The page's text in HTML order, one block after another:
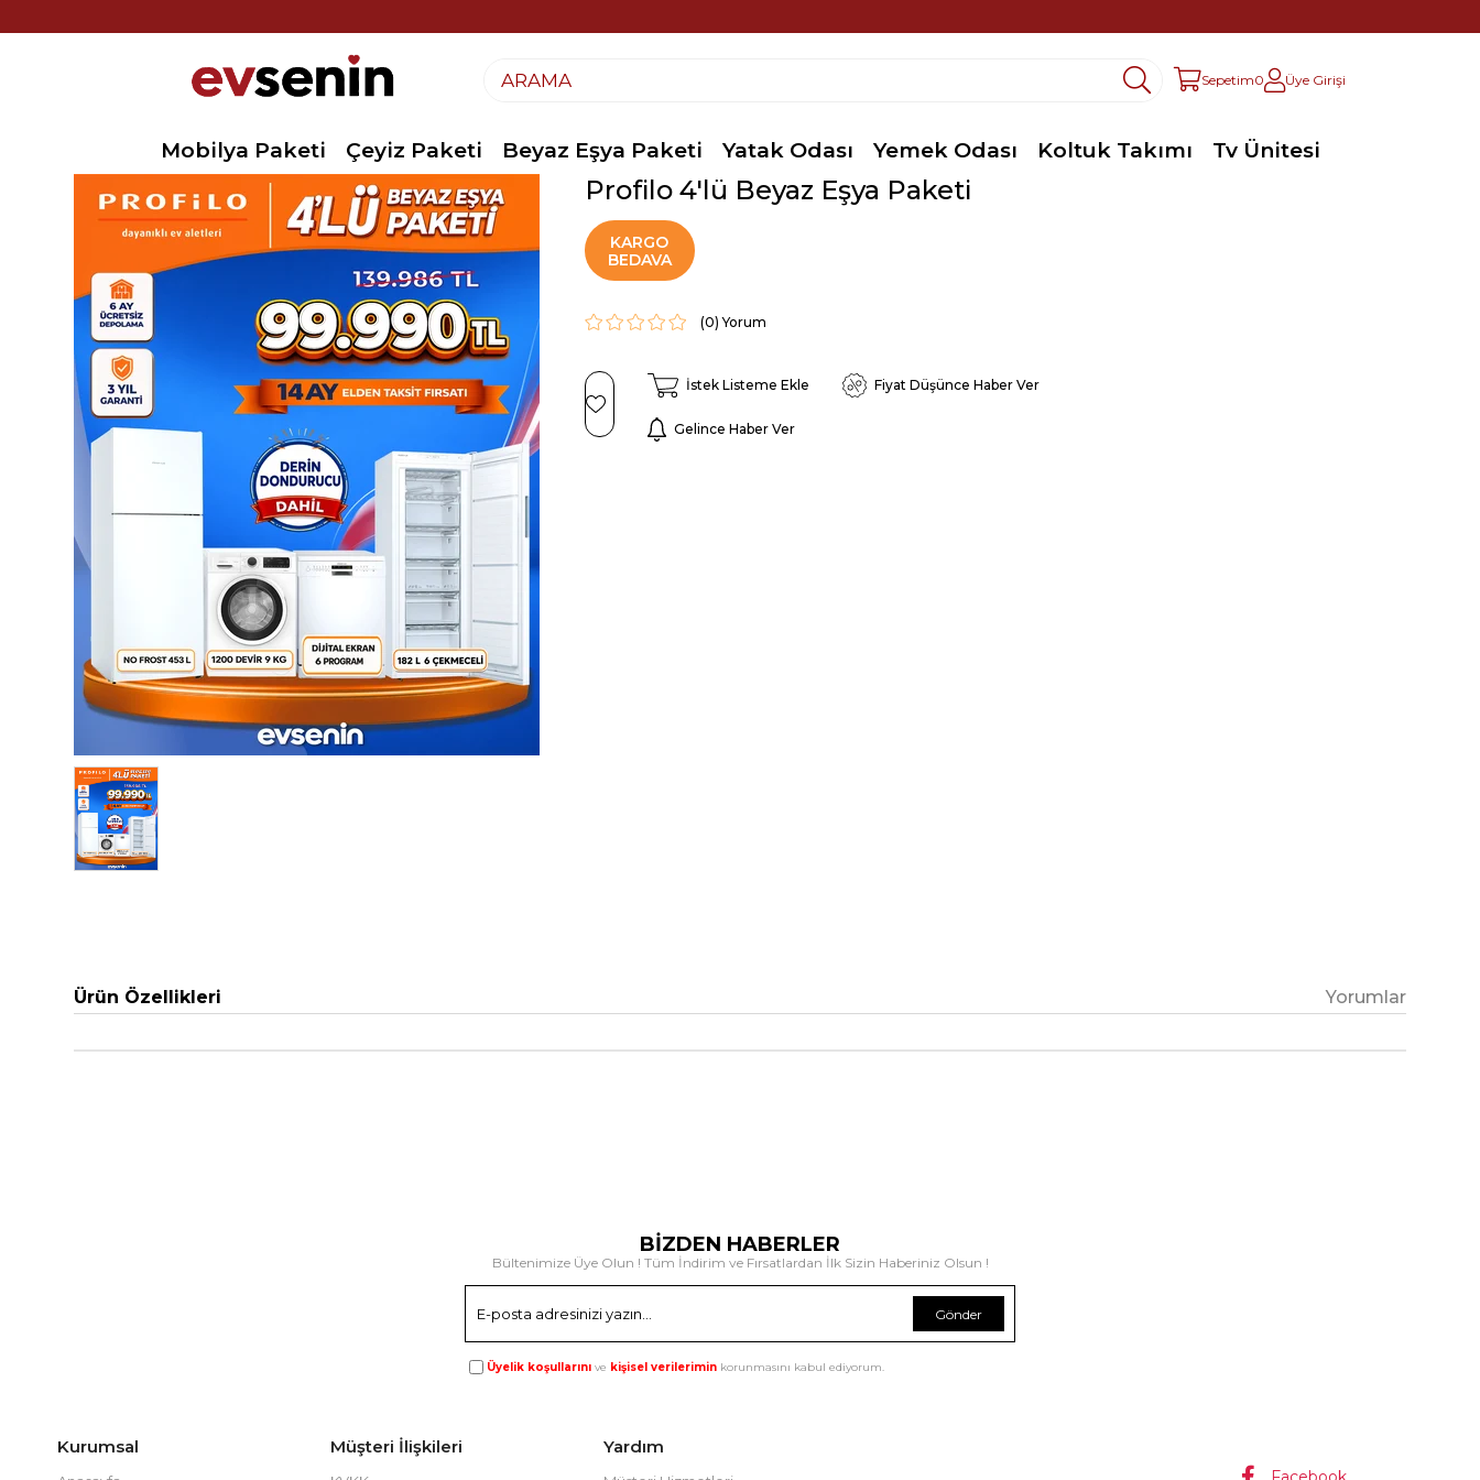
Sepetim0 Üye Girişi
Mobilya Paketi Çeyiz Paketi Beyaz Eşya Paketi Yatak Odası Yemek Odası Koltuk Takımı Tv Ünitesi
Profilo 4'lü Beyaz Eşya Paketi
KARGO
BEDAVA
(0)
İstek Listeme Ekle Fiyat Düşünce Haber Ver
Gelince Haber Ver
Ürün Özellikleri Yorumlar
BİZDEN HABERLER
Bültenimize Üye Olun ! Tüm İndirim ve Fırsatlardan İlk Sizin Haberiniz Olsun !
Gönder
Üyelik koşullarını ve kişisel verilerimin korunmasını kabul ediyorum.
Kurumsal Müşteri İlişkileri Yardım